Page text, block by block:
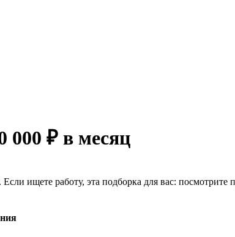
000 ₽ в месяц
ищете работу, эта подборка для вас: